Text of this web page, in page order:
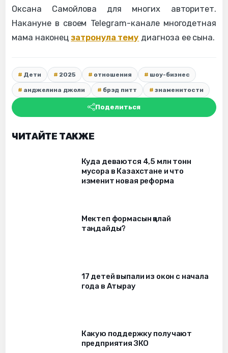
Оксана Самойлова для многих авторитет.
Накануне в своем Telegram-канале многодетная
мама наконецзатронула тему диагноза ее сына.
Дети 2025 отношения шоу-бизнес
анджелина джоли брэд питт знаменитости
Поделиться
ЧИТАЙТЕ ТАКЖЕ
Куда деваются 4,5 млн тонн
мусора в Казахстане и что
изменит новая реформа
Мектеп формасын қалай
таңдайды?
17 детей выпали из окон c начала
года в Атырау
Какую поддержку получают
предприятия ЗКО